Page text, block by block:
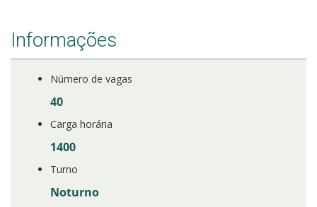
Informações
Número de vagas
40
Carga horária
1400
Turno
Noturno